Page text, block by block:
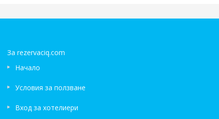
За rezervaciq.com
Начало
Условия за ползване
Вход за хотелиери